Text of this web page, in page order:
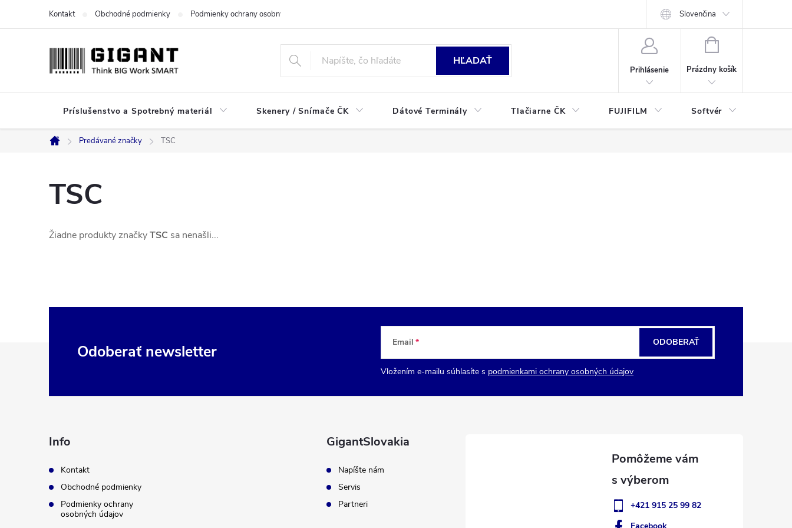
Kontakt Obchodné podmienky Podmienky ochrany osobných údajov Slovenčina
HĽADAŤ
Prihlásenie
NÁKUPNÝ
Prázdny košík
Príslušenstvo a Spotrebný materiál Skenery / Snímače ČK Dátové Terminály Tlačiarne ČK FUJIFILM Softvér
Domov
Predávané značky TSC
TSC
Žiadne produkty značkyTSC sa nenašli...
Odoberať newsletter Email
Vložením e-mailu súhlasíte s podmienkami ochrany osobných údajov
ODOBERAŤ
Info
Kontakt
Obchodné podmienky
Podmienky ochrany
osobných údajov
GigantSlovakia
Napíšte nám
Servis
Partneri
+421 915 25 99 82